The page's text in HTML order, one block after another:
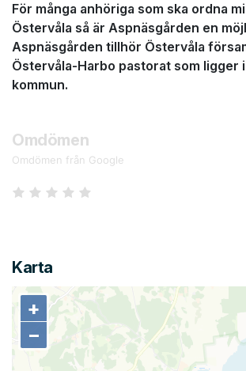
För många anhöriga som ska ordna
Östervåla så är Aspnäsgården en
Aspnäsgården tillhör Östervåla
Östervåla-Harbo pastorat som ligger
kommun.
Omdömen
Omdömen från Google
Karta
+
−
+
−